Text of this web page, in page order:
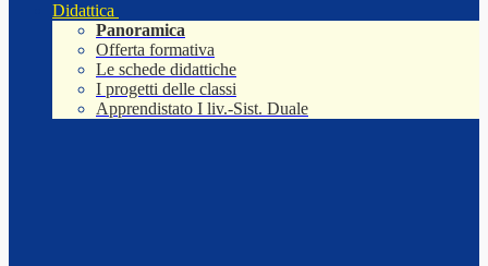
Didattica
Panoramica
Offerta formativa
Le schede didattiche
I progetti delle classi
Apprendistato I liv.-Sist. Duale